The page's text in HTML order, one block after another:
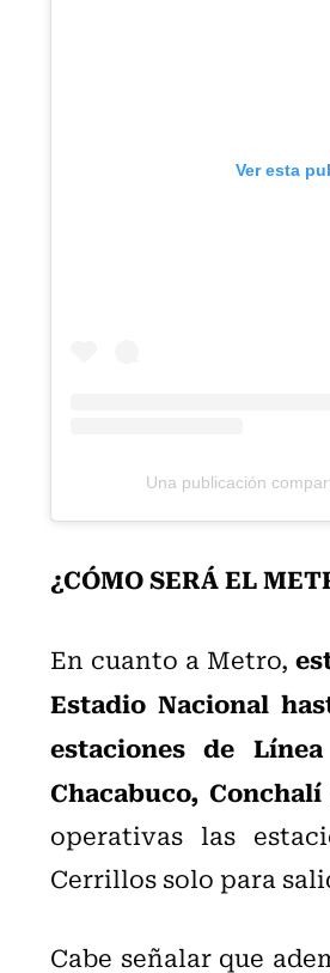
Ver esta
Una publicación
¿CÓMO SERÁ EL
En cuanto a Metro,
Estadio Nacional
estaciones de
Chacabuco,
operativas las
Cerrillos solo para
Cabe señalar que